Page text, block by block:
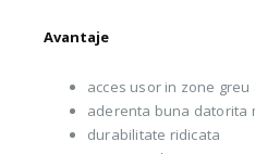
Avantaje
acces usor in zone greu
aderenta buna datorita
durabilitate ridicata